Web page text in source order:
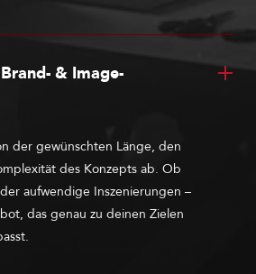
& Image-
der gewünschten Länge, den
des Konzepts ab. Ob
aufwendige Inszenierungen –
das genau zu deinen Zielen